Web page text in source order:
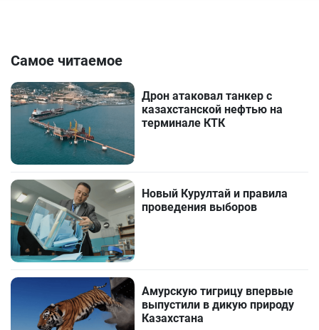
Самое читаемое
Дрон атаковал танкер с
казахстанской нефтью на
терминале КТК
Новый Курултай и правила
проведения выборов
Амурскую тигрицу впервые
выпустили в дикую природу
Казахстана